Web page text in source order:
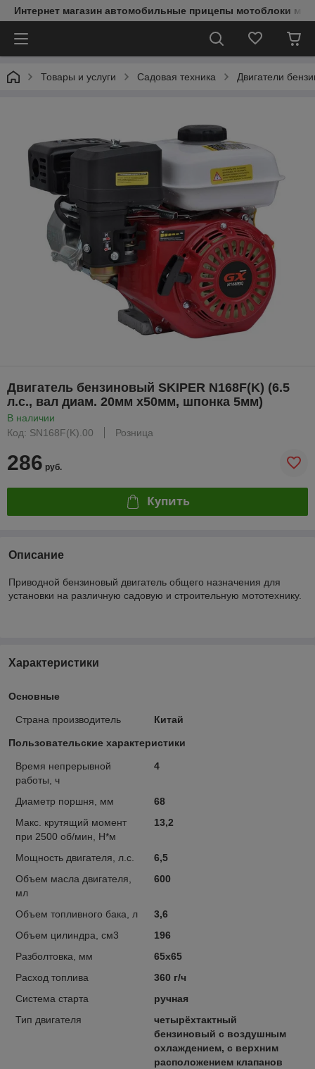
Интернет магазин автомобильные прицепы мотоблоки
Товары и услуги Садовая техника Двигатели
Двигатель бензиновый SKIPER N168F(K) (6.5
л.с., вал диам. 20мм х50мм, шпонка 5мм)
В наличии
Код: SN168F(K).00
Розница
286 руб.
Купить
Описание
Приводной бензиновый двигатель общего назначения для
установки на различную садовую и строительную мототехнику.
Характеристики
Основные
Страна производитель Китай
Пользовательские характеристики
Время непрерывной
работы, ч
4
Диаметр поршня, мм
68
Макс. крутящий момент
при 2500 об/мин, Н*м
13,2
Мощность двигателя, л.с.
6,5
Объем масла двигателя,
мл
600
Объем топливного бака, л
3,6
Объем цилиндра, см3
196
Разболтовка, мм
65х65
Расход топлива
360 г/ч
Система старта
ручная
Тип двигателя
четырёхтактный
бензиновый c воздушным
охлаждением, с верхним
расположением клапанов